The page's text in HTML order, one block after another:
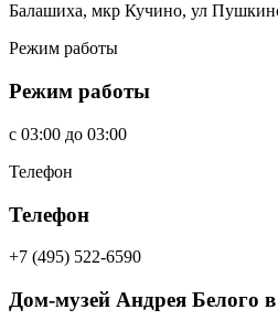
Балашиха, мкр Кучино, ул
Режим работы
Режим работы
c 03:00 до 03:00
Телефон
Телефон
+7 (495) 522-6590
Дом-музей Андрея Белого